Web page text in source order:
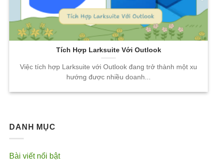
DANH MỤC
Bài viết nổi bật
Tích Hợp Larksuite Với Outlook
Việc tích hợp Larksuite với Outlook đang trở thành một xu
hướng được nhiều doanh...